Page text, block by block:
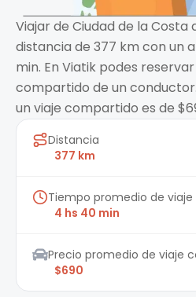
Viajar de Ciudad de la Costa
distancia de 377 km con un
min. En Viatik podes
compartido de un
un viaje compartido es de
Distancia
377 km
Tiempo promedio de viaje
4 hs 40 min
Precio promedio de viaje
$690